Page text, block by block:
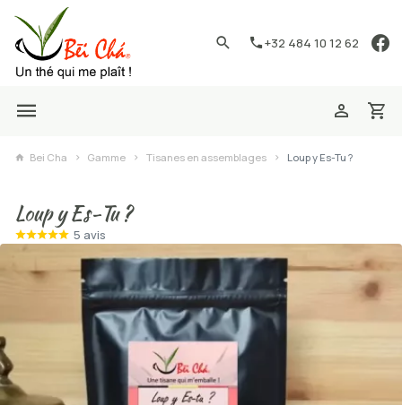
+32 484 10 12 62
Bei Cha Gamme Tisanes en assemblages Loup y Es-Tu ?
Loup y Es-Tu ?
5 avis